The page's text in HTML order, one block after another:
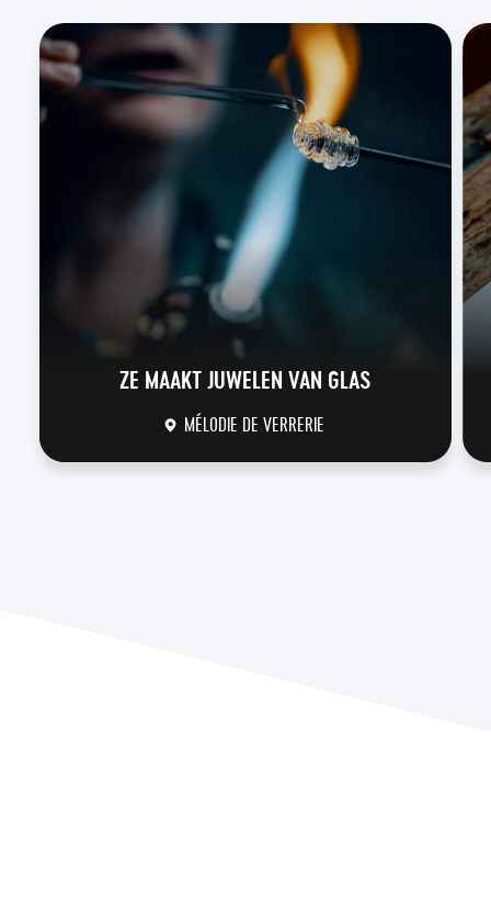
ZE MAAKT JUWELEN VAN GLAS
MÉLODIE DE VERRERIE